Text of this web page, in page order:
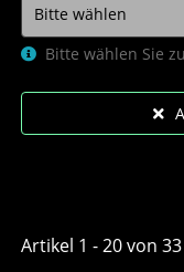
Artikel 1 - 20 von 33
Bitte wählen Sie